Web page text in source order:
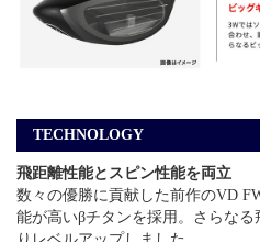
TECHNOLOGY
飛距離性能とスピン性能を両立
数々の優勝に貢献した前作のVD
能が高いβチタンを採用。さらな